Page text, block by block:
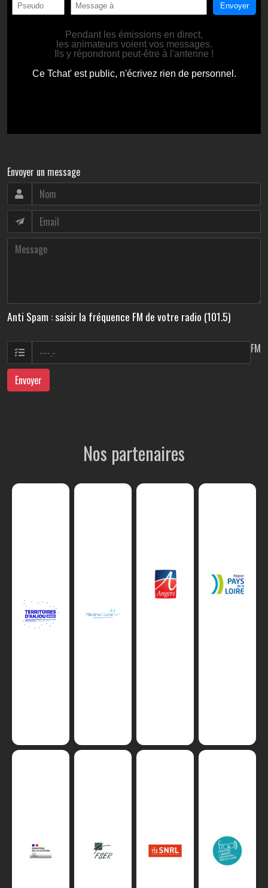
Envoyer un message
Anti Spam : saisir la fréquence FM de votre radio (101.5)
FM
Envoyer
Nos partenaires